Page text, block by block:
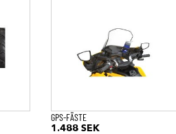
GPS-FÄSTE
1.488SEK